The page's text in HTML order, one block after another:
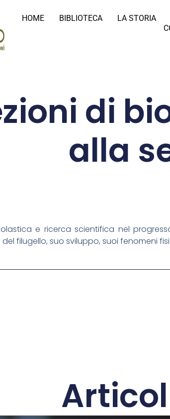
HOME BIBLIOTECA LA STORIA
di
alla
e ricerca scientifica nel
del filugello, suo sviluppo, suoi fenomeni